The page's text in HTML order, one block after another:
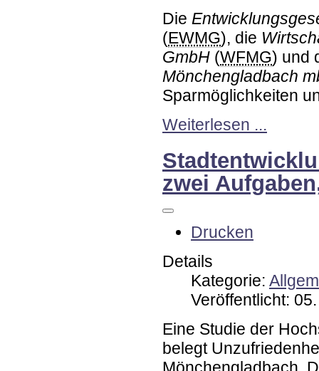
Die
(EWMG), die
GmbH (WFMG) und
Mönchengladbach
Sparmöglichkeiten
Weiterlesen ...
zwei
Drucken
Details
Kategorie:
Veröffentlicht:
Eine Studie der
belegt